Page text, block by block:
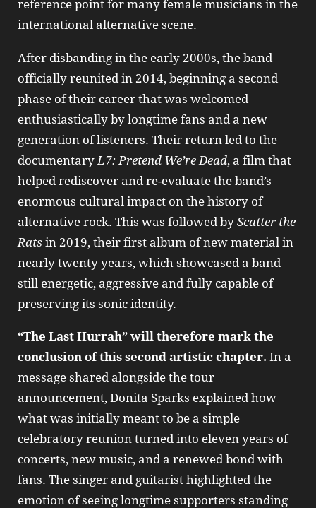
reference point for many female musicians in the
international alternative scene.
After disbanding in the early 2000s, the band
officially reunited in 2014, beginning a second
phase of their career that was welcomed
enthusiastically by longtime fans and a new
generation of listeners. Their return led to the
documentary L7: Pretend We’re Dead, a film that
helped rediscover and re-evaluate the band’s
enormous cultural impact on the history of
alternative rock. This was followed by Scatter the
Rats in 2019, their first album of new material in
nearly twenty years, which showcased a band
still energetic, aggressive and fully capable of
preserving its sonic identity.
“The Last Hurrah” will therefore mark the
conclusion of this second artistic chapter. In a
message shared alongside the tour
announcement, Donita Sparks explained how
what was initially meant to be a simple
celebratory reunion turned into eleven years of
concerts, new music, and a renewed bond with
fans. The singer and guitarist highlighted the
emotion of seeing longtime supporters standing